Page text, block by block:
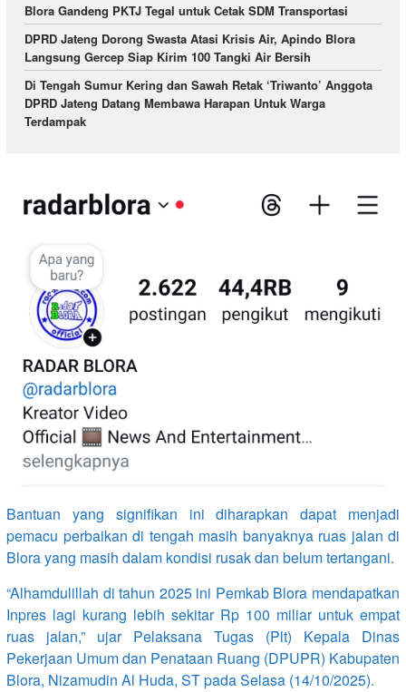
Blora Gandeng PKTJ Tegal untuk Cetak SDM Transportasi
DPRD Jateng Dorong Swasta Atasi Krisis Air, Apindo Blora
Langsung Gercep Siap Kirim 100 Tangki Air Bersih
Di Tengah Sumur Kering dan Sawah Retak ‘Triwanto’ Anggota
DPRD Jateng Datang Membawa Harapan Untuk Warga
Terdampak
Bantuan yang signifikan ini diharapkan dapat menjadi
pemacu perbaikan di tengah masih banyaknya ruas jalan di
Blora yang masih dalam kondisi rusak dan belum tertangani.
“Alhamdulillah di tahun 2025 ini Pemkab Blora mendapatkan
Inpres lagi kurang lebih sekitar Rp 100 miliar untuk empat
ruas jalan,” ujar Pelaksana Tugas (Plt) Kepala Dinas
Pekerjaan Umum dan Penataan Ruang (DPUPR) Kabupaten
Blora, Nizamudin Al Huda, ST pada Selasa (14/10/2025).